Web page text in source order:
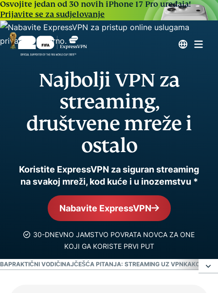
Osvojite jedan od 30 novih iPhone 17 Pro uređaja!
Prijavite se za sudjelovanje
Najbolji VPN za
streaming,
društvene mreže i
ostalo
Koristite ExpressVPN za siguran streaming
na svakoj mreži, kod kuće i u inozemstvu *
Nabavite ExpressVPN
30-DNEVNO JAMSTVO POVRATA NOVCA ZA ONE
KOJI GA KORISTE PRVI PUT
PRAKTIČNI VODIČINAJČEŠĆA PITANJA: STREAMING UZ VPNKAKO